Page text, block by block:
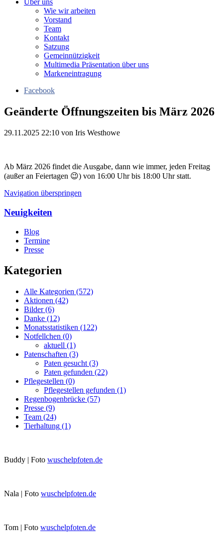
Über uns
Wie wir arbeiten
Vorstand
Team
Kontakt
Satzung
Gemeinnützigkeit
Multimedia Präsentation über uns
Markeneintragung
Facebook
Geänderte Öffnungszeiten bis März 2026
29.11.2025 22:10 von Iris Westhowe
Ab März 2026 findet die Ausgabe, dann wie immer, jeden Freitag
(außer an Feiertagen 😉) von 16:00 Uhr bis 18:00 Uhr statt.
Navigation überspringen
Neuigkeiten
Blog
Termine
Presse
Kategorien
Alle Kategorien (572)
Aktionen (42)
Bilder (6)
Danke (12)
Monatsstatistiken (122)
Notfellchen (0)
aktuell (1)
Patenschaften (3)
Paten gesucht (3)
Paten gefunden (22)
Pflegestellen (0)
Pflegestellen gefunden (1)
Regenbogenbrücke (57)
Presse (9)
Team (24)
Tierhaltung (1)
Buddy | Foto wuschelpfoten.de
Nala | Foto wuschelpfoten.de
Tom | Foto wuschelpfoten.de